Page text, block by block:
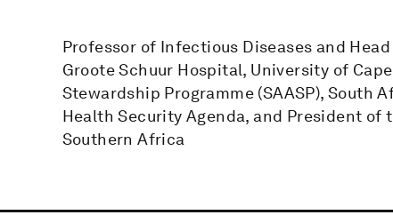
Professor of Infectious Diseases and
Groote Schuur Hospital, University of
Stewardship Programme (SAASP), South
Health Security Agenda, and President
Southern Africa